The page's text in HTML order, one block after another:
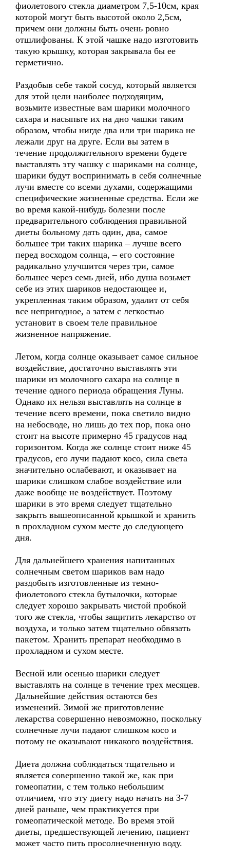
фиолетового стекла диаметром 7,5-10см, края
которой могут быть высотой около 2,5см,
причем они должны быть очень ровно
отшлифованы. К этой чашке надо изготовить
такую крышку, которая закрывала бы ее
герметично.
Раздобыв себе такой сосуд, который является
для этой цели наиболее подходящим,
возьмите известные вам шарики молочного
сахара и насыпьте их на дно чашки таким
образом, чтобы нигде два или три шарика не
лежали друг на друге. Если вы затем в
течение продолжительного времени будете
выставлять эту чашку с шариками на солнце,
шарики будут воспринимать в себя солнечные
лучи вместе со всеми духами, содержащими
специфические жизненные средства. Если же
во время какой-нибудь болезни после
предварительного соблюдения правильной
диеты больному дать один, два, самое
большее три таких шарика – лучше всего
перед восходом солнца, – его состояние
радикально улучшится через три, самое
большее через семь дней, ибо душа возьмет
себе из этих шариков недостающее и,
укрепленная таким образом, удалит от себя
все непригодное, а затем с легкостью
установит в своем теле правильное
жизненное напряжение.
Летом, когда солнце оказывает самое сильное
воздействие, достаточно выставлять эти
шарики из молочного сахара на солнце в
течение одного периода обращения Луны.
Однако их нельзя выставлять на солнце в
течение всего времени, пока светило видно
на небосводе, но лишь до тех пор, пока оно
стоит на высоте примерно 45 градусов над
горизонтом. Когда же солнце стоит ниже 45
градусов, его лучи падают косо, сила света
значительно ослабевают, и оказывает на
шарики слишком слабое воздействие или
даже вообще не воздействует. Поэтому
шарики в это время следует тщательно
закрыть вышеописанной крышкой и хранить
в прохладном сухом месте до следующего
дня.
Для дальнейшего хранения напитанных
солнечным светом шариков вам надо
раздобыть изготовленные из темно-
фиолетового стекла бутылочки, которые
следует хорошо закрывать чистой пробкой
того же стекла, чтобы защитить лекарство от
воздуха, и только затем тщательно обвязать
пакетом. Хранить препарат необходимо в
прохладном и сухом месте.
Весной или осенью шарики следует
выставлять на солнце в течение трех месяцев.
Дальнейшие действия остаются без
изменений. Зимой же приготовление
лекарства совершенно невозможно, поскольку
солнечные лучи падают слишком косо и
потому не оказывают никакого воздействия.
Диета должна соблюдаться тщательно и
является совершенно такой же, как при
гомеопатии, с тем только небольшим
отличием, что эту диету надо начать на 3-7
дней раньше, чем практикуется при
гомеопатической методе. Во время этой
диеты, предшествующей лечению, пациент
может часто пить просолнечненную воду.